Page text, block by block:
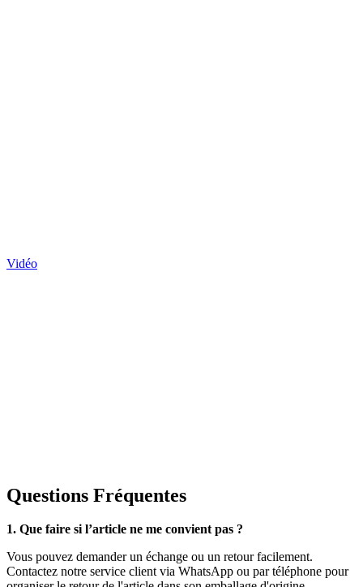
Vidéo
Questions Fréquentes
1. Que faire si l’article ne me convient pas ?
Vous pouvez demander un échange ou un retour facilement.
Contactez notre service client via WhatsApp ou par téléphone pour